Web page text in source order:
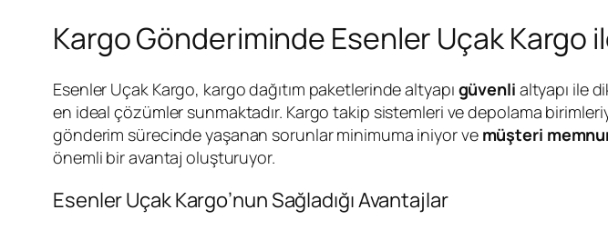
Kargo Gönderiminde Esenler Uçak Kargo
Esenler Uçak Kargo, kargo dağıtım paketlerinde altyapı güvenli altyapı ile
en ideal çözümler sunmaktadır. Kargo takip sistemleri ve depolama
gönderim sürecinde yaşanan sorunlar minimuma iniyor ve müşteri
önemli bir avantaj oluşturuyor.
Esenler Uçak Kargo’nun Sağladığı Avantajlar